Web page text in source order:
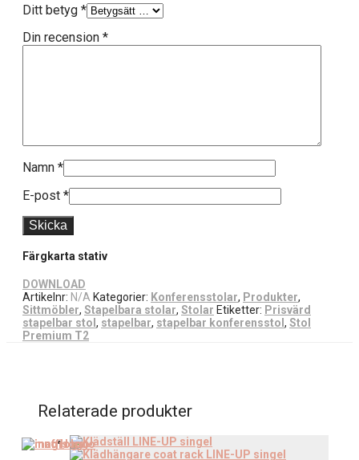
Ditt betyg *
Din recension *
Namn *
E-post *
Färgkarta stativ
DOWNLOAD
Artikelnr: N/A Kategorier: Konferensstolar, Produkter,
Sittmöbler, Stapelbara stolar, Stolar Etiketter: Prisvärd
stapelbar stol , stapelbar, stapelbar konferensstol , Stol
Premium T2
Relaterade produkter